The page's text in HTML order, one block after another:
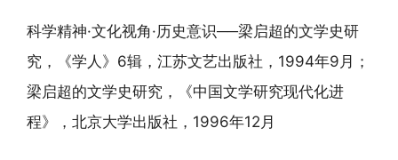
科学精神·文化视角·历史意识──梁启超的文学史研
究，《学人》6辑，江苏文艺出版社，1994年9月；
梁启超的文学史研究，《中国文学研究现代化进
程》，北京大学出版社，1996年12月